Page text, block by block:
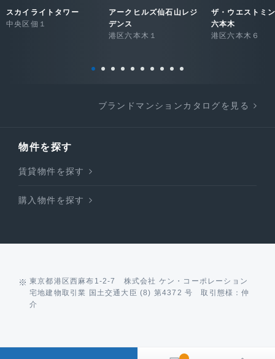
スカイライトタワー
中央区佃１
アークヒルズ仙石山レジ
デンス
港区六本木１
ザ・ウエストミ
六本木
港区六本木６
ブランドマンションカタログを見る
物件を探す
賃貸物件を探す
購入物件を探す
東京都港区西麻布1-2-7 株式会社 ケン・コーポレーション
宅地建物取引業 国土交通大臣 (8) 第4372 号 取引態様：仲
介